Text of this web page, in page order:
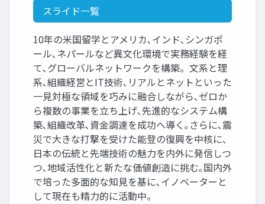
スライド一覧
10年の米国留学とアメリカ､インド､シンガポ
ール､ネパールなど異文化環境で実務経験を経
て､グローバルネットワークを構築。文系と理
系､組織経営とIT技術､リアルとネットといった
一見対極な領域を巧みに融合しながら､ゼロか
ら複数の事業を立ち上げ､先進的なシステム構
築､組織改革､資金調達を成功へ導く｡さらに､震
災で大きな打撃を受けた能登の復興を中核に､
日本の伝統と先端技術の魅力を内外に発信しつ
つ､地域活性化と新たな価値創造に挑む｡国内外
で培った多面的な知見を基に､イノベーターと
して現在も精力的に活動中。